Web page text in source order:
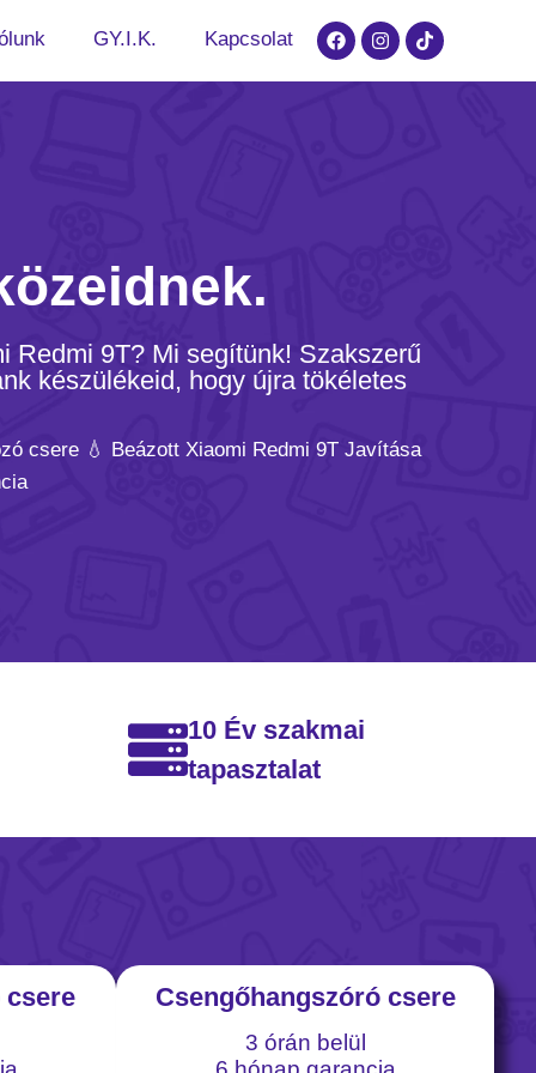
GY.I.K. Kapcsolat
Redmi 9T? Mi segítünk! Szakszerű
készülékeid, hogy újra tökéletes
csere 💧 Beázott Xiaomi Redmi 9T Javítása
10 Év szakmai
tapasztalat
csere Csengőhangszóró csere
3 órán belül